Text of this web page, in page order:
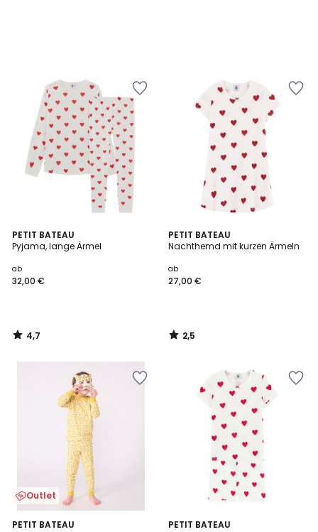
PETIT BATEAU
Pyjama, lange Ärmel
ab
32,00 €
4,7
/ 5
4,7
/
PETIT BATEAU
Nachthemd mit kurzen Ärmeln
ab
27,00 €
2,5
/ 5
2,5
/
Outlet
PETIT BATEAU
PETIT BATEAU
5